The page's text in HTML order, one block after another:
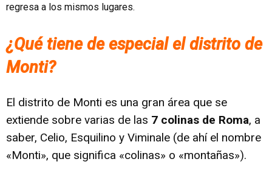
regresa a los mismos lugares.
¿Qué tiene de especial el distrito de
Monti?
El distrito de Monti es una gran área que se
extiende sobre varias de las 7 colinas de Roma, a
saber, Celio, Esquilino y Viminale (de ahí el nombre
«Monti», que significa «colinas» o «montañas»).